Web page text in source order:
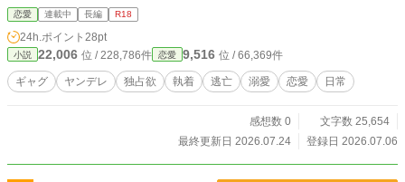
に街歩きをしているのが見つかってしまった。 逃げ切ることはできないと観念
し兄ユーグリットの別邸にむかうと、そこにはなぜか隣国スーぺルニャ王国の王
太子アルバート・シュタインが待っていた
恋愛 連載中 長編 R18
24h.ポイント 28pt
小説 22,006 位 / 228,786件 恋愛 9,516 位 / 66,369件
ギャグ ヤンデレ 独占欲 執着 逃亡 溺愛 恋愛 日常
感想数 0
文字数 25,654
最終更新日 2026.07.24
登録日 2026.07.06